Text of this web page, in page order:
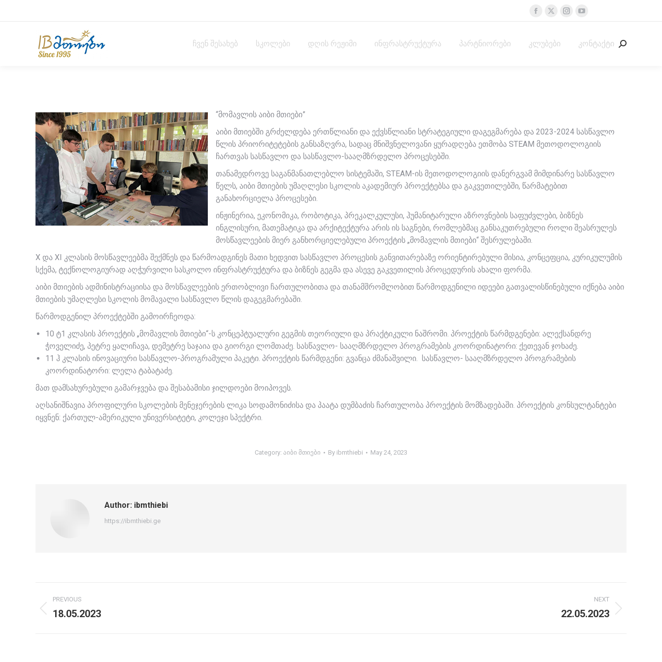
Facebook
opens
X
opens
Instagram
opens
YouTube
opens
ჩვენ შესახებ სკოლები დღის რეჟიმი ინფრასტრუქტურა პარტნიორები კლუბები კონტაქტი Search:
“მომავლის აიბი მთიები”
აიბი მთიებში გრძელდება ერთწლიანი და ექვსწლიანი სტრატეგიული დაგეგმარება და 2023-2024 სასწავლო
წლის პრიორიტეტების განსაზღვრა, სადაც მნიშვნელოვანი ყურადღება ეთმობა STEAM მეთოდოლოგიის
ჩართვას სასწავლო და სასწავლო-სააღმზრდელო პროცესებში.
თანამედროვე საგანმანათლებლო სისტემაში, STEAM-ის მეთოდოლოგიის დანერგვამ მიმდინარე სასწავლო
წელს, აიბი მთიების უმაღლესი სკოლის აკადემიურ პროექტებსა და გაკვეთილებში, წარმატებით
განახორციელა პროცესები.
ინჟინერია, ეკონომიკა, რობოტიკა, პრეკალკულუსი, ჰუმანიტარული აზროვნების საფუძვლები, ბიზნეს
ინგლისური, მათემატიკა და არქიტექტურა არის ის საგნები, რომლებმაც განსაკუთრებული როლი შეასრულეს
მოსწავლეების მიერ განხორციელებული პროექტის „მომავლის მთიები“ შესრულებაში.
X და XI კლასის მოსწავლეებმა შექმნეს და წარმოადგინეს მათი ხედვით სასწავლო პროცესის განვითარებაზე ორიენტირებული მისია, კონცეფცია, კურიკულუმის
სქემა, ტექნოლოგიურად აღჭურვილი სასკოლო ინფრასტრუქტურა და ბიზნეს გეგმა და ასევე გაკვეთილის პროცედურის ახალი ფორმა.
აიბი მთიების ადმინისტრაციისა და მოსწავლეების ერთობლივი ჩართულობითა და თანამშრომლობით წარმოდგენილი იდეები გათვალისწინებული იქნება აიბი
მთიების უმაღლესი სკოლის მომავალი სასწავლო წლის დაგეგმარებაში.
წარმოდგენილ პროექტებში გამოირჩეოდა:
10 ტ1 კლასის პროექტის „მომავლის მთიები“-ს კონცეპტუალური გეგმის თეორიული და პრაქტიკული ნაშრომი. პროექტის წარმდგენები: ალექსანდრე
ჭოველიძე, პეტრე ყალიჩავა, დემეტრე საჯაია და გიორგი ლომთაძე. სასწავლო- სააღმზრდელო პროგრამების კოორდინატორი: ქეთევან ჯოხაძე.
11 ჰ კლასის ინოვაციური სასწავლო-პროგრამული პაკეტი. პროექტის წარმდგენი: გვანცა ძმანაშვილი. სასწავლო- სააღმზრდელო პროგრამების
კოორდინატორი: ლელა ტაბატაძე.
მათ დამსახურებული გამარჯვება და შესაბამისი ჯილდოები მოიპოვეს.
აღსანიშნავია პროფილური სკოლების მენეჯერების ლიკა სოდამონიძისა და პაატა დუმბაძის ჩართულობა პროექტის მომზადებაში. პროექტის კონსულტანტები
იყვნენ: ქართულ-ამერიკული უნივერსიტეტი, კოლეჯი სპექტრი.
Category: აიბი მთიები By ibmthiebi May 24, 2023
Author: ibmthiebi
https://ibmthiebi.ge
Post
navigation
PREVIOUS
Previous
18.05.2023
NEXT
22.05.2023